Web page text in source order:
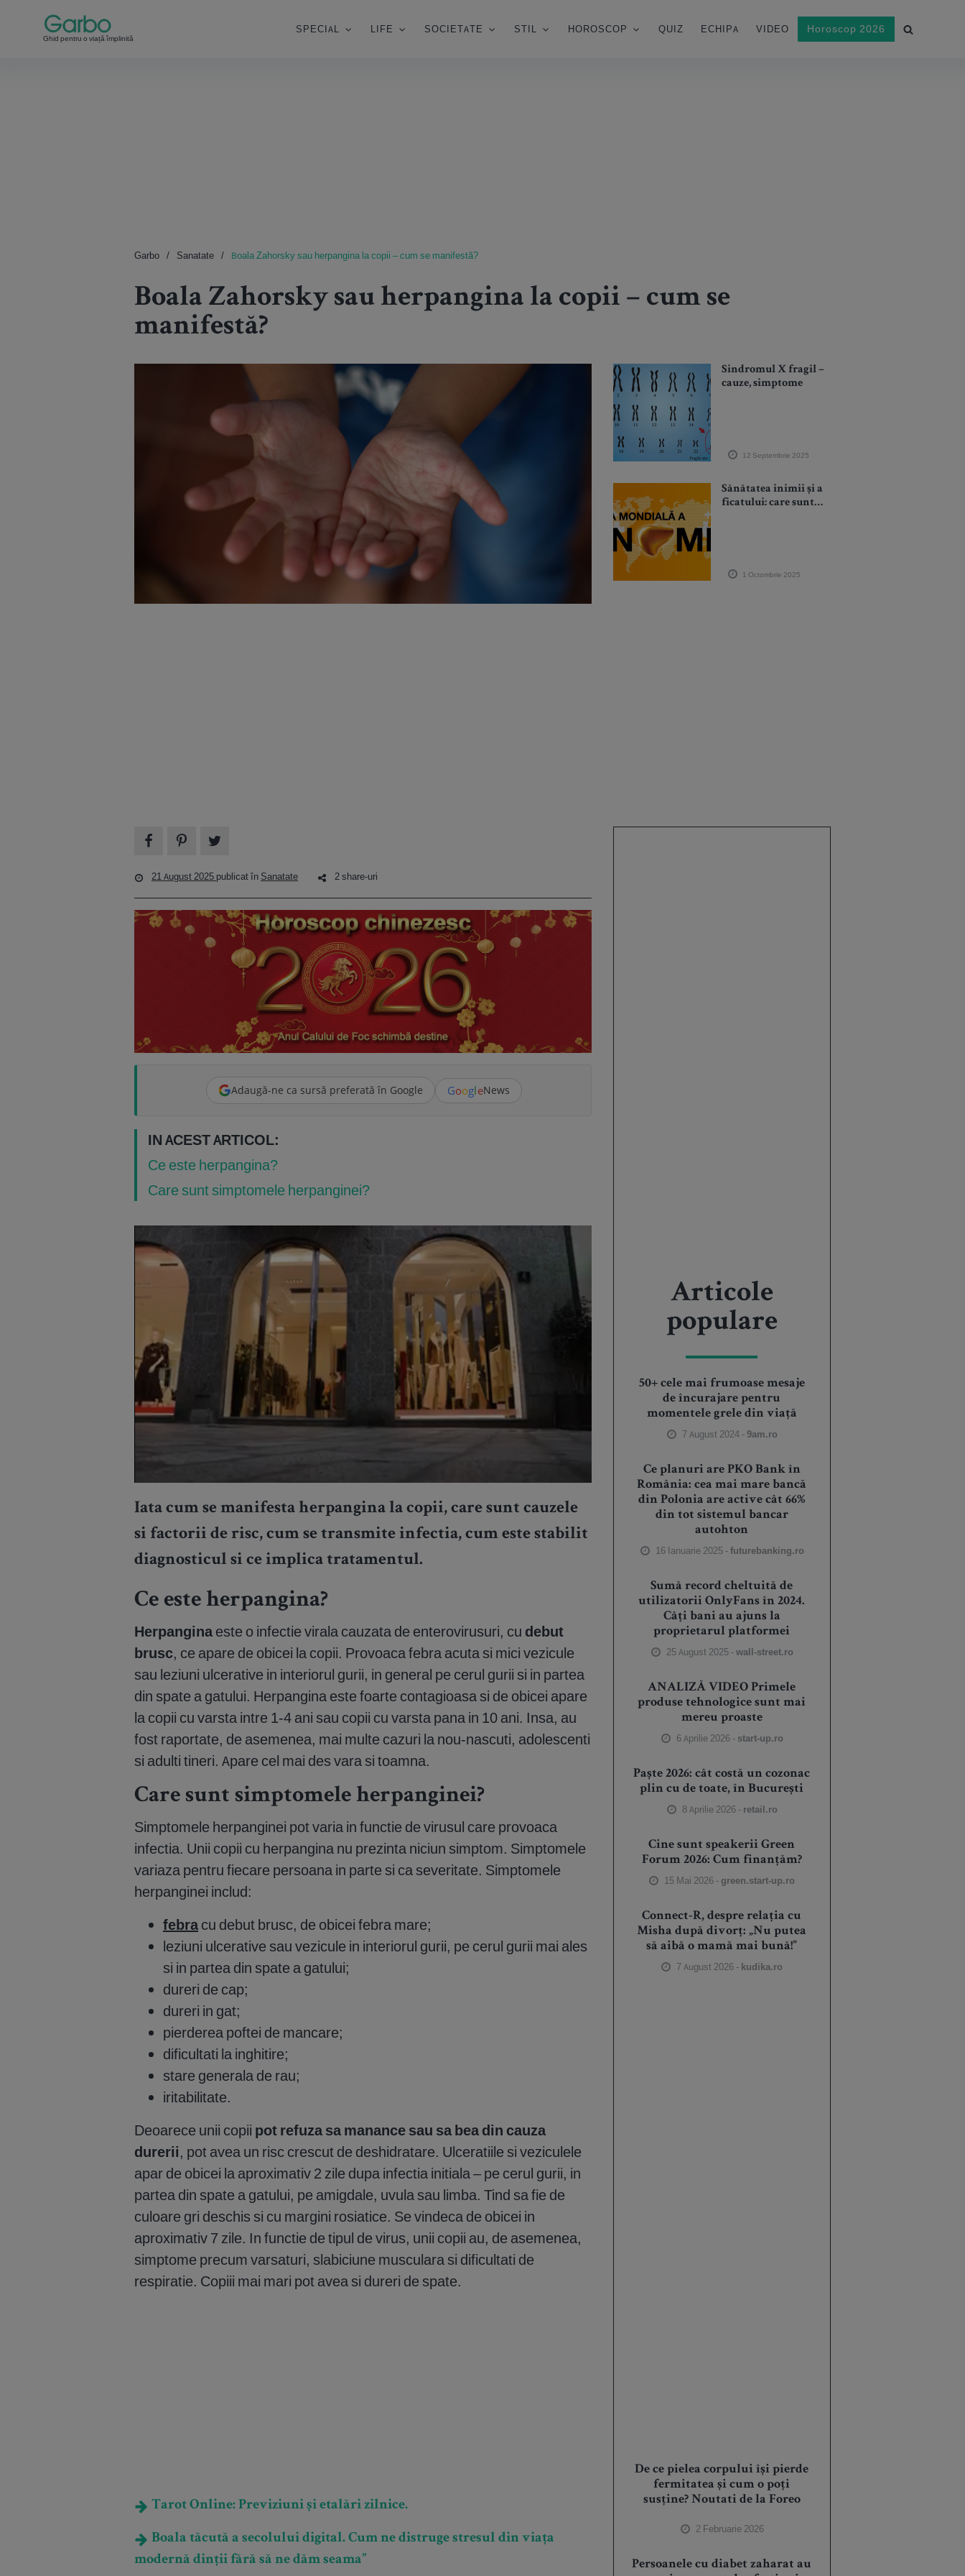
Ghid pentru o viață împlinită
SPECIAL LIFE SOCIETATE STIL HOROSCOP QUIZ ECHIPA VIDEO Horoscop 2026
Garbo Sanatate Boala Zahorsky sau herpangina la copii – cum se manifestă?
Boala Zahorsky sau herpangina la copii – cum se
manifestă?
Sindromul X fragil –
cauze, simptome
12 Septembrie 2025
Sănătatea inimii și a
ficatului: care sunt
1 Octombrie 2025
21 August 2025 publicat în Sanatate 2 share-uri
Adaugă-ne ca sursă preferată în Google GoogleNews
IN ACEST ARTICOL:
Ce este herpangina?
Care sunt simptomele herpanginei?
Iata cum se manifesta herpangina la copii, care sunt cauzele
si factorii de risc, cum se transmite infectia, cum este stabilit
diagnosticul si ce implica tratamentul.
Ce este herpangina?
Herpangina este o infectie virala cauzata de enterovirusuri, cu debut
brusc, ce apare de obicei la copii. Provoaca febra acuta si mici vezicule
sau leziuni ulcerative in interiorul gurii, in general pe cerul gurii si in partea
din spate a gatului. Herpangina este foarte contagioasa si de obicei apare
la copii cu varsta intre 1-4 ani sau copii cu varsta pana in 10 ani. Insa, au
fost raportate, de asemenea, mai multe cazuri la nou-nascuti, adolescenti
si adulti tineri. Apare cel mai des vara si toamna.
Care sunt simptomele herpanginei?
Simptomele herpanginei pot varia in functie de virusul care provoaca
infectia. Unii copii cu herpangina nu prezinta niciun simptom. ‌Simptomele
variaza pentru fiecare persoana in parte si ca severitate. Simptomele
herpanginei includ:
febra cu debut brusc, de obicei febra mare;
leziuni ulcerative sau vezicule in interiorul gurii, pe cerul gurii mai ales
si in partea din spate a gatului;
dureri de cap;
dureri in gat;
pierderea poftei de mancare;
dificultati la inghitire;
stare generala de rau;
iritabilitate.
Deoarece unii copii pot refuza sa manance sau sa bea din cauza
durerii, pot avea un risc crescut de deshidratare. Ulceratiile si veziculele
apar de obicei la aproximativ 2 zile dupa infectia initiala – pe cerul gurii, in
partea din spate a gatului, pe amigdale, uvula sau limba. Tind sa fie de
culoare gri deschis si cu margini rosiatice. Se vindeca de obicei in
aproximativ 7 zile. In functie de tipul de virus, unii copii au, de asemenea,
simptome precum varsaturi, slabiciune musculara si dificultati de
respiratie. Copiii mai mari pot avea si dureri de spate.
Tarot Online: Previziuni și etalări zilnice.
Boala tăcută a secolului digital. Cum ne distruge stresul din viața
modernă dinții fără să ne dăm seama”
Articole
populare
50+ cele mai frumoase mesaje
de încurajare pentru
momentele grele din viață
7 August 2024 -9am.ro
Ce planuri are PKO Bank în
România: cea mai mare bancă
din Polonia are active cât 66%
din tot sistemul bancar
autohton
16 Ianuarie 2025 -futurebanking.ro
Sumă record cheltuită de
utilizatorii OnlyFans în 2024.
Câți bani au ajuns la
proprietarul platformei
25 August 2025 -wall-street.ro
ANALIZĂ VIDEO Primele
produse tehnologice sunt mai
mereu proaste
6 Aprilie 2026 - start-up.ro
Paște 2026: cât costă un cozonac
plin cu de toate, în București
8 Aprilie 2026 - retail.ro
Cine sunt speakerii Green
Forum 2026: Cum finanțăm?
15 Mai 2026 - green.start-up.ro
Connect-R, despre relația cu
Misha după divorț: „Nu putea
să aibă o mamă mai bună!”
7 August 2026 - kudika.ro
De ce pielea corpului își pierde
fermitatea și cum o poți
susține? Noutati de la Foreo
2 Februarie 2026
Persoanele cu diabet zaharat au